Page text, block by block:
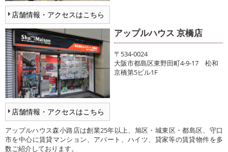
店舗情報・アクセスはこちら
店舗情報・アクセスはこちら
アップルハウス 京橋店
〒534-0024
大阪市都島区東野田町4-9-17 松和
京橋第5ビル1F
アップルハウス森小路店は創業25年以上、旭区・城東区・都島区、守口
市を中心に賃貸マンション、アパート、ハイツ、貸家等の賃貸物件を多
数ご紹介しております。